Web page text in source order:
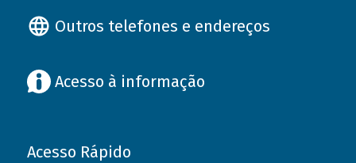
Outros telefones e endereços
Acesso à informação
Acesso Rápido